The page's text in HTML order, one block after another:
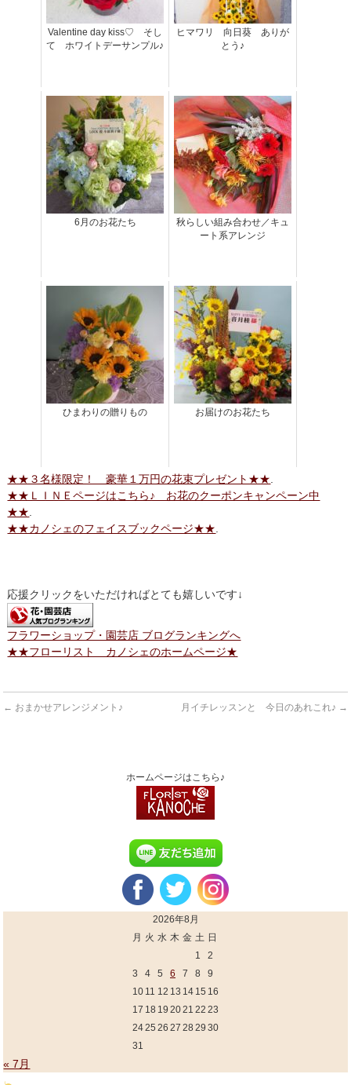
Valentine day kiss♡ そし
て ホワイトデーサンプル♪
ヒマワリ 向日葵 ありが
とう♪
6月のお花たち
秋らしい組み合わせ／キュ
ート系アレンジ
ひまわりの贈りもの お届けのお花たち
★★３名様限定！ 豪華１万円の花束プレゼント★★.
★★ＬＩＮＥページはこちら♪ お花のクーポンキャンペーン中
★★.
★★カノシェのフェイスブックページ★★.
応援クリックをいただければとても嬉しいです↓
フラワーショップ・園芸店 ブログランキングへ
★★フローリスト カノシェのホームページ★
← おまかせアレンジメント♪ 月イチレッスンと 今日のあれこれ♪ →
ホームページはこちら♪
2026年8月
月 火 水 木 金 土 日
1
2
3
4 5 6 7 8
9
10 11 12 13 14 15 16
17 18 19 2021 22 23
2425 26 27 28 29 30
31
« 7月